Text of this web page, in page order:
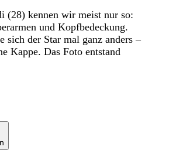
(28) kennen wir meist nur so:
und Kopfbedeckung.
sich der Star mal ganz anders –
Kappe. Das Foto entstand